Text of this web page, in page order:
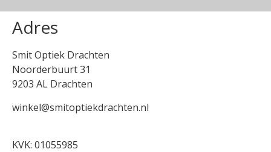
Adres
Smit Optiek Drachten
Noorderbuurt 31
9203 AL Drachten
winkel@smitoptiekdrachten.nl
KVK: 01055985